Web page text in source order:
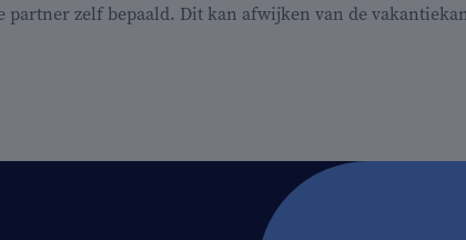
zelf bepaald. Dit kan afwijken van de